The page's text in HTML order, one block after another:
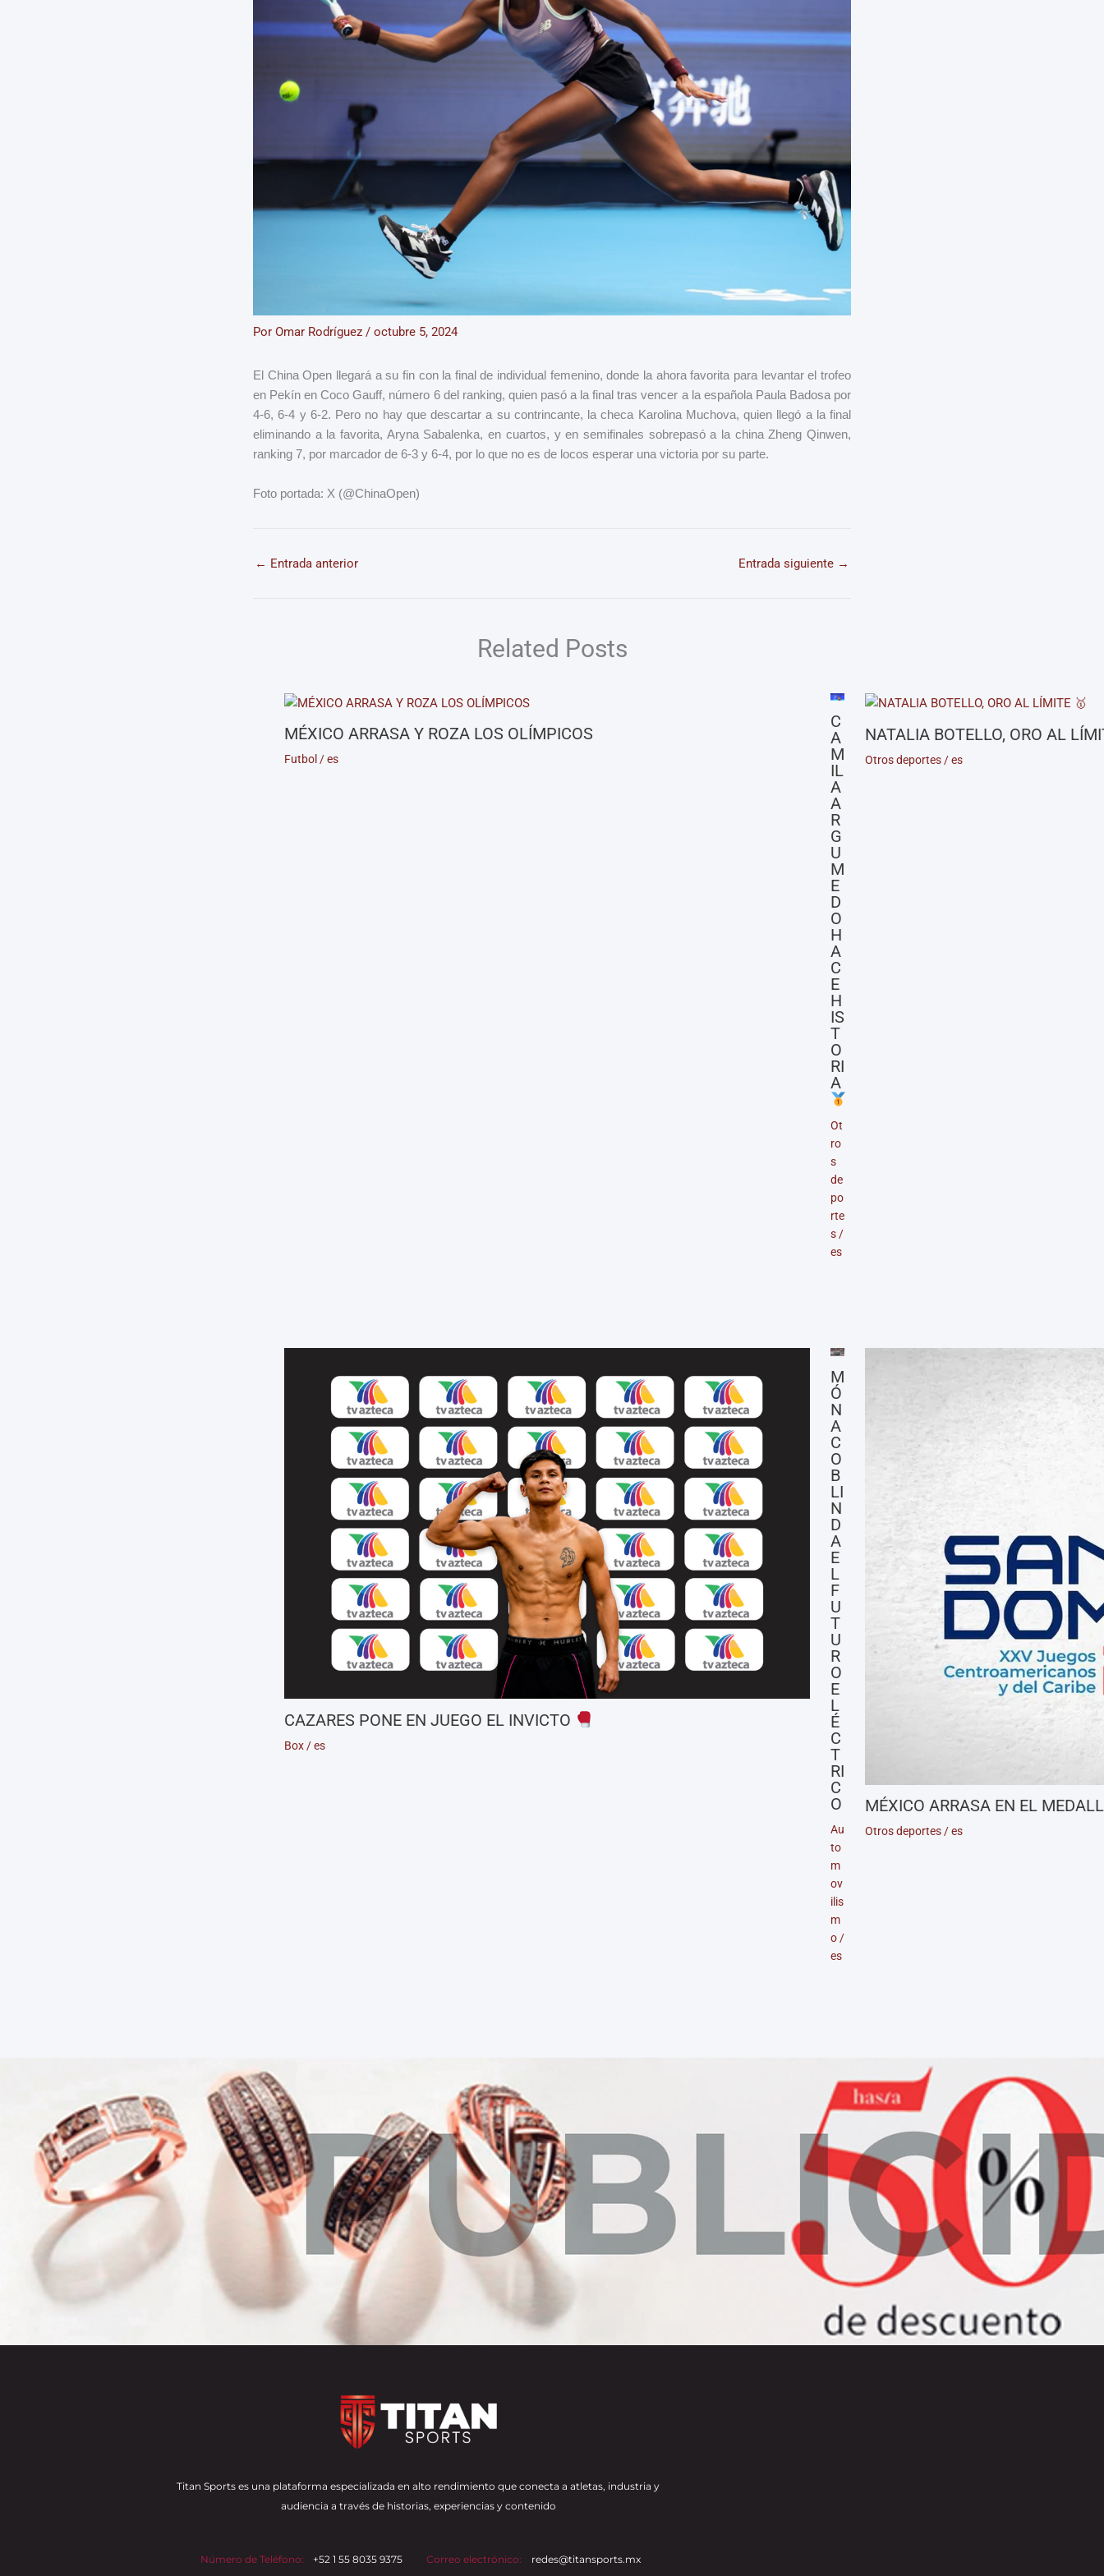
Por Omar Rodríguez / octubre 5, 2024
El China Open llegará a su fin con la final de individual femenino, donde la ahora favorita para levantar el trofeo
en Pekín en Coco Gauff, número 6 del ranking, quien pasó a la final tras vencer a la española Paula Badosa por
4-6, 6-4 y 6-2. Pero no hay que descartar a su contrincante, la checa Karolina Muchova, quien llegó a la final
eliminando a la favorita, Aryna Sabalenka, en cuartos, y en semifinales sobrepasó a la china Zheng Qinwen,
ranking 7, por marcador de 6-3 y 6-4, por lo que no es de locos esperar una victoria por su parte.
Foto portada: X (@ChinaOpen)
← Entrada anterior Entrada siguiente →
Related Posts
MÉXICO ARRASA Y ROZA LOS OLÍMPICOS
Futbol /es
C
A
M
IL
A
A
R
G
U
M
E
D
O
H
A
C
E
H
IS
T
O
RI
A
Ot
ro
s
de
po
rte
s/
es
NATALIA BOTELLO, ORO AL
Otros deportes/es
CAZARES PONE EN JUEGO EL INVICTO
Box/es
M
Ó
N
A
C
O
B
LI
N
D
A
E
L
F
U
T
U
R
O
E
L
É
C
T
RI
C
O
Au
to
m
ov
ilis
m
o/
es
MÉXICO ARRASA EN EL
Otros deportes/es
Titan Sports es una plataforma especializada en alto rendimiento que conecta a atletas, industria y
audiencia a través de historias, experiencias y contenido
Número de Teléfono: +52 1 55 8035 9375 Correo electrónico: redes@titansports.mx